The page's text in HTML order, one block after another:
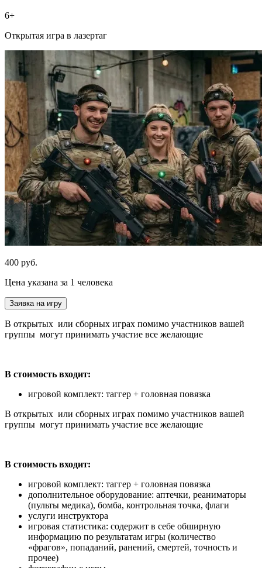
6+
Открытая игра в лазертаг
400 руб.
Цена указана за 1 человека
Заявка на игру
В открытых или сборных играх помимо участников вашей
группы могут принимать участие все желающие
В стоимость входит:
игровой комплект: таггер + головная повязка
В открытых или сборных играх помимо участников вашей
группы могут принимать участие все желающие
В стоимость входит:
игровой комплект: таггер + головная повязка
дополнительное оборудование: аптечки, реаниматоры
(пульты медика), бомба, контрольная точка, флаги
услуги инструктора
игровая статистика: содержит в себе обширную
информацию по результатам игры (количество
«фрагов», попаданий, ранений, смертей, точность и
прочее)